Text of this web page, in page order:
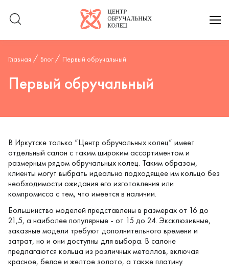
Логотип компании
Главная Блог Первый обручальный
Первый обручальный
В Иркутске только “Центр обручальных колец” имеет
отдельный салон с таким широким ассортиментом и
размерным рядом обручальных колец. Таким образом,
клиенты могут выбрать идеально подходящее им кольцо без
необходимости ожидания его изготовления или
компромисса с тем, что имеется в наличии.
Большинство моделей представлены в размерах от 16 до
21,5, а наиболее популярные - от 15 до 24. Эксклюзивные,
заказные модели требуют дополнительного времени и
затрат, но и они доступны для выбора. В салоне
предлагаются кольца из различных металлов, включая
красное, белое и желтое золото, а также платину.